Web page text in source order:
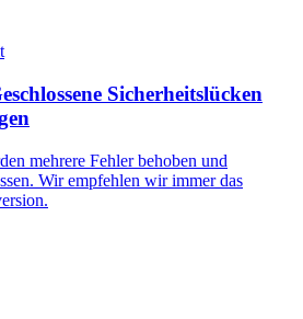
Sicherheitslücken
mehrere Fehler behoben und
Wir empfehlen wir immer das